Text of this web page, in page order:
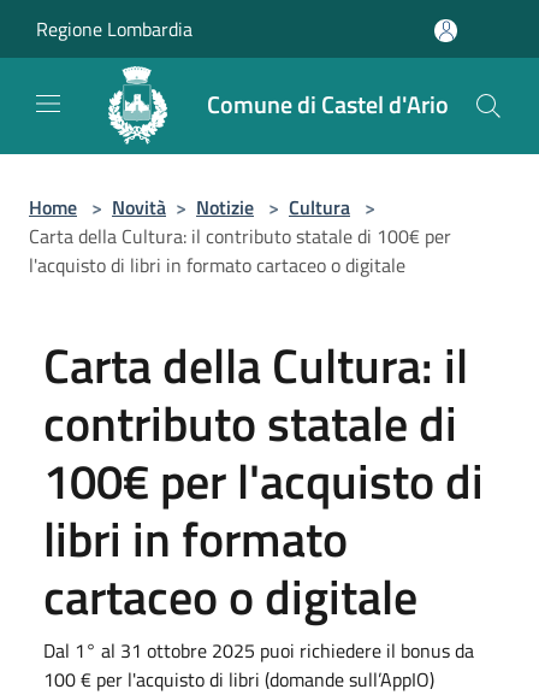
Regione Lombardia
Comune di Castel d'Ario
Home > Novità > Notizie > Cultura >
Carta della Cultura: il contributo statale di 100€ per
l'acquisto di libri in formato cartaceo o digitale
Carta della Cultura: il
contributo statale di
100€ per l'acquisto di
libri in formato
cartaceo o digitale
Dal 1° al 31 ottobre 2025 puoi richiedere il bonus da
100 € per l'acquisto di libri (domande sull’AppIO)